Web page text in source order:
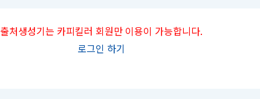
출처생성기는 카피킬러 회원만 이용이 가능합니다.
로그인 하기